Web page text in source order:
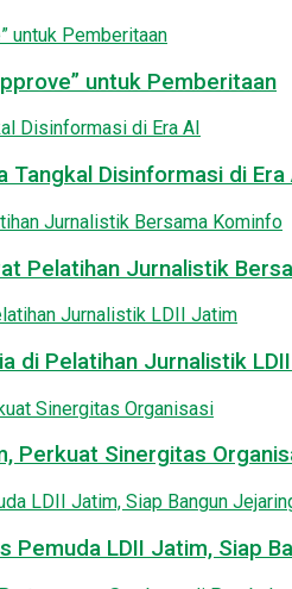
untuk Pemberitaan
Tangkal Disinformasi di Era
Pelatihan Jurnalistik
di Pelatihan Jurnalistik
Perkuat Sinergitas
Pemuda LDII Jatim, Siap